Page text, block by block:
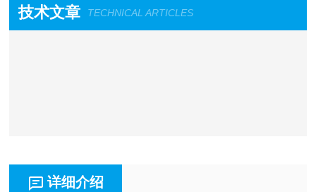
技术文章 TECHNICAL ARTICLES
详细介绍